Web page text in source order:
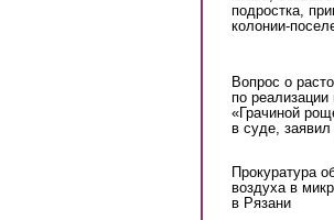
подростка,
колонии-
Вопрос о
по реализации
«Грачиной
в суде, заявил
Прокуратура
воздуха в
в Рязани